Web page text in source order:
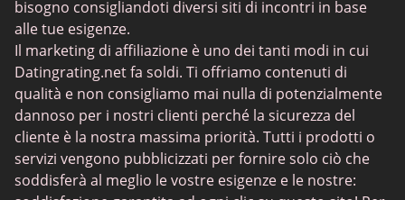
Siti di incontri per anziani - Scelta di piattaforme con
interfacce semplici
MyLOL
Incontri gay
Incontri lesbici
Siti di incontri neri
bisogno consigliandoti diversi siti di incontri in base
alle tue esigenze.
Il marketing di affiliazione è uno dei tanti modi in cui
Datingrating.net fa soldi. Ti offriamo contenuti di
qualità e non consigliamo mai nulla di potenzialmente
dannoso per i nostri clienti perché la sicurezza del
cliente è la nostra massima priorità. Tutti i prodotti o
servizi vengono pubblicizzati per fornire solo ciò che
soddisferà al meglio le vostre esigenze e le nostre: